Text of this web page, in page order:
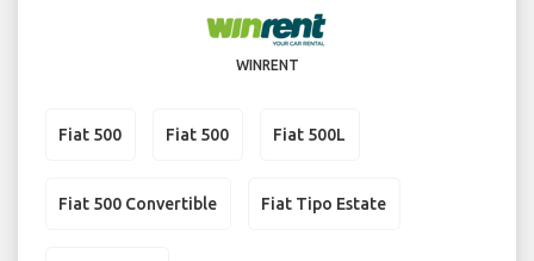
WINRENT
Fiat 500 Fiat 500 Fiat 500L
Fiat 500 Convertible Fiat Tipo Estate